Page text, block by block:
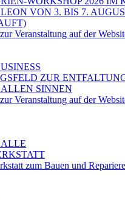
VON 3. BIS 7.
Veranstaltung auf der
ZUR
SINNEN
Veranstaltung auf der
zum Bauen und